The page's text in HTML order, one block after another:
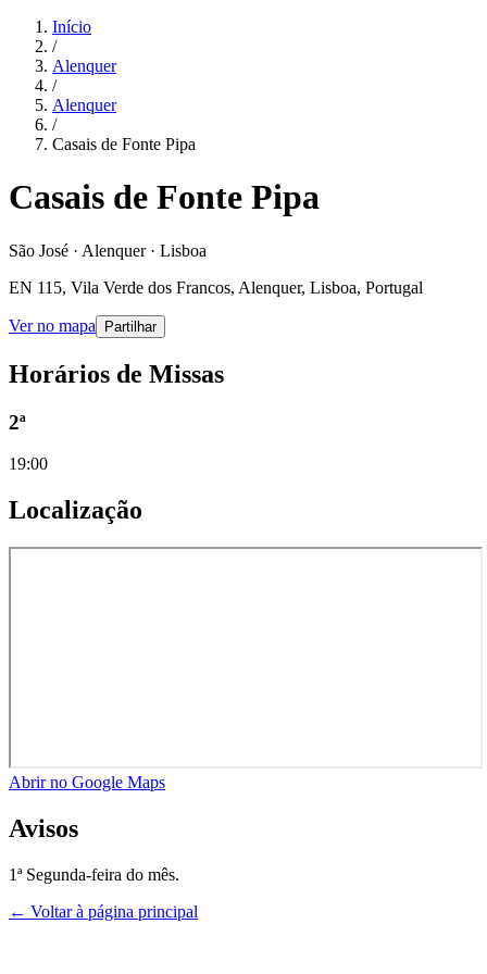
Início
/
Alenquer
/
Alenquer
/
Casais de Fonte Pipa
Casais de Fonte Pipa
São José · Alenquer · Lisboa
EN 115, Vila Verde dos Francos, Alenquer, Lisboa, Portugal
Ver no mapa Partilhar
Horários de Missas
2ª
19:00
Localização
Abrir no Google Maps
Avisos
1ª Segunda-feira do mês.
← Voltar à página principal